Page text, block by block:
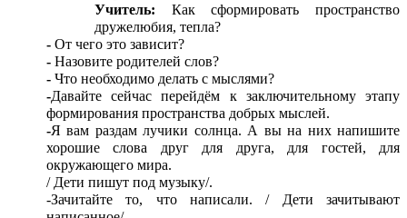
Учитель: Как сформировать пространство
дружелюбия, тепла?
-От чего это зависит?
-Назовите родителей слов?
-Что необходимо делать с мыслями?
-Давайте сейчас перейдём к заключительному этапу
формирования пространства добрых мыслей.
-Я вам раздам лучики солнца. А вы на них напишите
хорошие слова друг для друга, для гостей, для
окружающего мира.
/ Дети пишут под музыку/.
-Зачитайте то, что написали. / Дети зачитывают